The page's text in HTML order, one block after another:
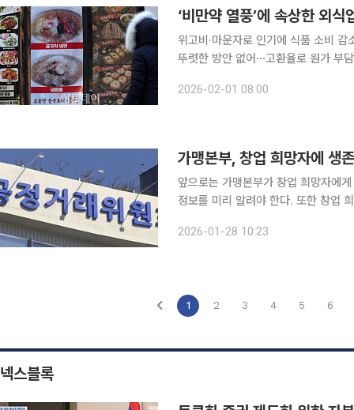
‘비만약 열풍’에 속상한 외
위고비·마운자로 인기에 식품 소비
뚜렷한 방안 없어⋯고환율로 원가 부담 지난해 정치적 불확실성, 고물가 지속 등으로 여느 해보
다. 지난해 2~3분기 민생회복 소비쿠
2026-02-01 08:00
가맹본부, 창업 희망자에 생
앞으로는 가맹본부가 창업 희망자에
정보를 미리 알려야 한다. 또한 창업
맹사업거래의 공정화에 관한 법률 시
2026-01-28 10:23
1 2 3 4 5 6
넥스블록